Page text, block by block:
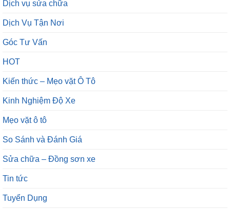
Dịch vụ sửa chữa
Dịch Vụ Tận Nơi
Góc Tư Vấn
HOT
Kiến thức – Mẹo vặt Ô Tô
Kinh Nghiệm Độ Xe
Mẹo vặt ô tô
So Sánh và Đánh Giá
Sửa chữa – Đồng sơn xe
Tin tức
Tuyển Dụng